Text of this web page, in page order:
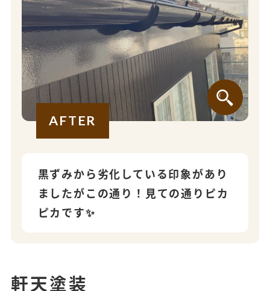
AFTER
黒ずみから劣化している印象があり
ましたがこの通り！見ての通りピカ
ピカです✨
軒天塗装